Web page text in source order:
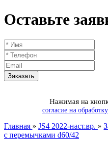
Оставьте
Нажимая на
согласие на
Главная » JS4 2022-наст.вр. »
с перемычками d60/42